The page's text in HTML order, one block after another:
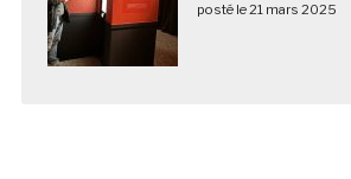
posté le 21 mars 2025